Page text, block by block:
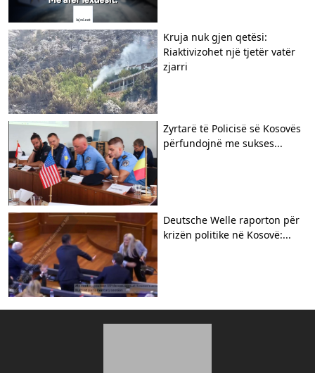
Kruja nuk gjen qetësi:
Riaktivizohet një tjetër vatër
zjarri
Zyrtarë të Policisë së Kosovës
përfundojnë me sukses...
Deutsche Welle raporton për
krizën politike në Kosovë:...